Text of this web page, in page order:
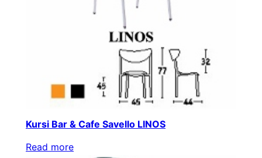
Kursi Bar & Cafe Savello LINOS
Read more